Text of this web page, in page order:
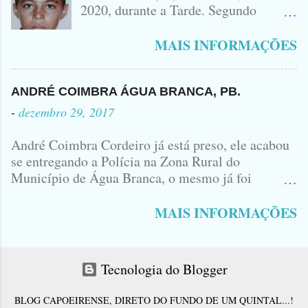
PODEM OBSERVAR QUE TODAS...
2020, durante a Tarde. Segundo
Bairro Jardim Karlota, aqui em
98356406 - Se você souber de alguma
Informação, favor avisar através deste
Luciana, ela tá Desesperada.
MAIS INFORMAÇÕES
ANDRÉ COIMBRA ÁGUA BRANCA, PB.
- dezembro 29, 2017
André Coimbra Cordeiro já está preso, ele acabou
se entregando a Polícia na Zona Rural do
Município de Água Branca, o mesmo já foi
cedo, tinha surgido a informação que, o acusado,
qual seria a Delegacia... Com uma Bíblia na mão,
André seguiu direto para o Município de Patos...
No último sábado André matou o jovem Allison
MAIS INFORMAÇÕES
Tecnologia do Blogger
BLOG CAPOEIRENSE, DIRETO DO FUNDO DE UM QUINTAL...!